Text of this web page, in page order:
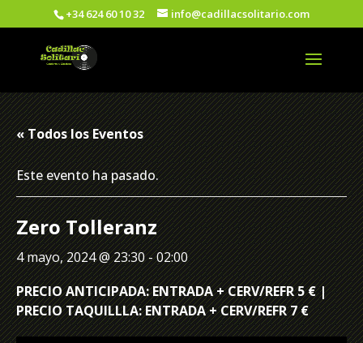
+34 624 60 10 32 info@cadillacsolitario.com
« Todos los Eventos
Este evento ha pasado.
Zero Tolleranz
4 mayo, 2024 @ 23:30-02:00
PRECIO ANTICIPADA: ENTRADA + CERV/REFR 5 € |
PRECIO TAQUILLLA: ENTRADA + CERV/REFR 7 €